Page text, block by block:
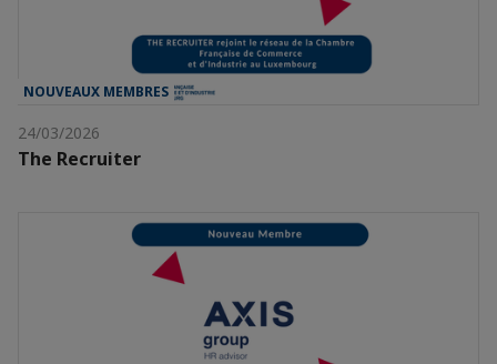
NOUVEAUX MEMBRES
24/03/2026
The Recruiter